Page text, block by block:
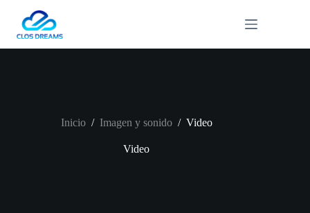
contenido
Inicio / Imagen y sonido / Video
Video